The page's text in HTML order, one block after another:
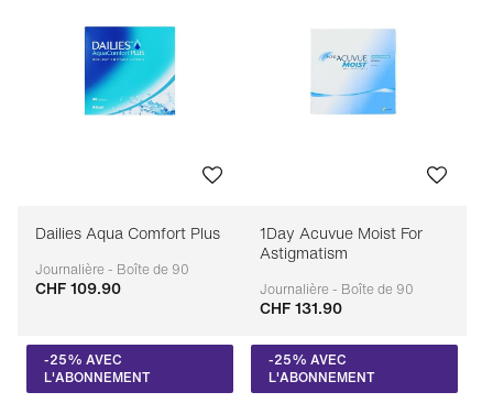
Dailies Aqua Comfort Plus
Journalière - Boîte de 90
Adaptable
CHF 109.90
1Day Acuvue Moist For
Astigmatism
Journalière - Boîte de 90
Adaptable
CHF 131.90
-25% AVEC
L'ABONNEMENT
-25% AVEC
L'ABONNEMENT